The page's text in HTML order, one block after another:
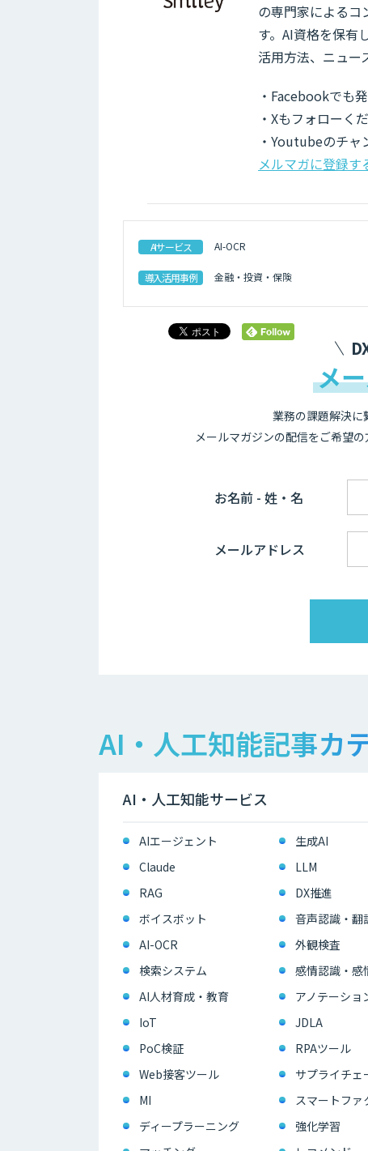
の専門家によるコ
す。AI資格を保有
活用方法、ニュー
・Facebookでも
・Xもフォローく
・Youtubeのチャ
メルマガに登録す
AIサービス AI-OCR
導入活用事例 金融・投資・保険
メ
業務の課題解決に
メールマガジンの配信をご希望
お名前 - 姓・名
メールアドレス
AI・人工知能記事カ
AI・人工知能サービス
AIエージェント 生成AI
Claude
LLM
RAG
DX推進
ボイスボット
音声認識・翻
AI-OCR
外観検査
検索システム
感情認識・感
AI人材育成・教育
アノテーショ
IoT
JDLA
PoC検証
RPAツール
Web接客ツール
サプライチェ
MI
スマートファ
ディープラーニング
強化学習